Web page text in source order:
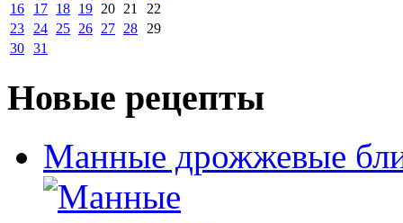
16
17 18 19 20 21
22
23 24 25 26 27 28 29
30 31
Новые рецепты
Манные дрожжевые